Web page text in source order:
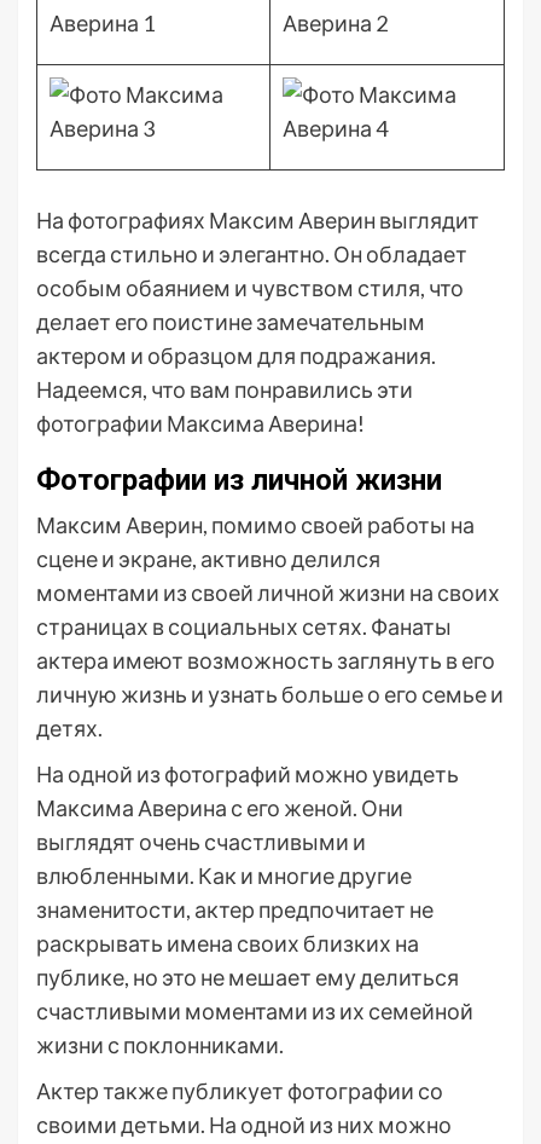
На фотографиях Максим Аверин выглядит
всегда стильно и элегантно. Он обладает
особым обаянием и чувством стиля, что
делает его поистине замечательным
актером и образцом для подражания.
Надеемся, что вам понравились эти
фотографии Максима Аверина!
Фотографии из личной жизни
Максим Аверин, помимо своей работы на
сцене и экране, активно делился
моментами из своей личной жизни на своих
страницах в социальных сетях. Фанаты
актера имеют возможность заглянуть в его
личную жизнь и узнать больше о его семье и
детях.
На одной из фотографий можно увидеть
Максима Аверина с его женой. Они
выглядят очень счастливыми и
влюбленными. Как и многие другие
знаменитости, актер предпочитает не
раскрывать имена своих близких на
публике, но это не мешает ему делиться
счастливыми моментами из их семейной
жизни с поклонниками.
Актер также публикует фотографии со
своими детьми. На одной из них можно